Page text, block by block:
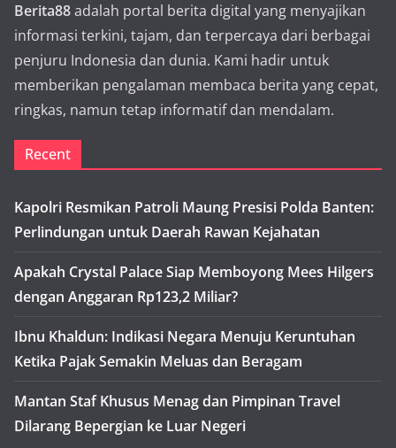
Berita88adalah portal berita digital yang menyajikan
informasi terkini, tajam, dan terpercaya dari berbagai
penjuru Indonesia dan dunia. Kami hadir untuk
memberikan pengalaman membaca berita yang cepat,
ringkas, namun tetap informatif dan mendalam.
Recent
Kapolri Resmikan Patroli Maung Presisi Polda Banten:
Perlindungan untuk Daerah Rawan Kejahatan
Apakah Crystal Palace Siap Memboyong Mees Hilgers
dengan Anggaran Rp123,2 Miliar?
Ibnu Khaldun: Indikasi Negara Menuju Keruntuhan
Ketika Pajak Semakin Meluas dan Beragam
Mantan Staf Khusus Menag dan Pimpinan Travel
Dilarang Bepergian ke Luar Negeri